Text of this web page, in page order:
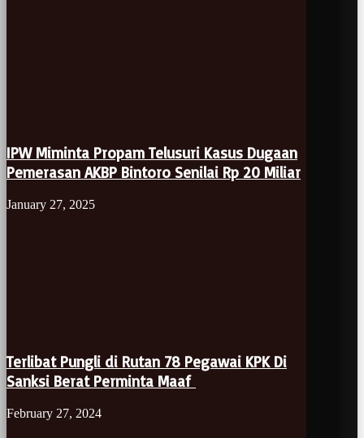
IPW Miminta Propam Telusuri Kasus Dugaan
Pemerasan AKBP Bintoro Senilai Rp 20 Miliar
January 27, 2025
Terlibat Pungli di Rutan 78 Pegawai KPK Di
Sanksi Berat Perminta Maaf
February 27, 2024